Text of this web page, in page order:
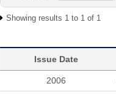
Showing results 1 to 1 of 1
Issue Date
2006